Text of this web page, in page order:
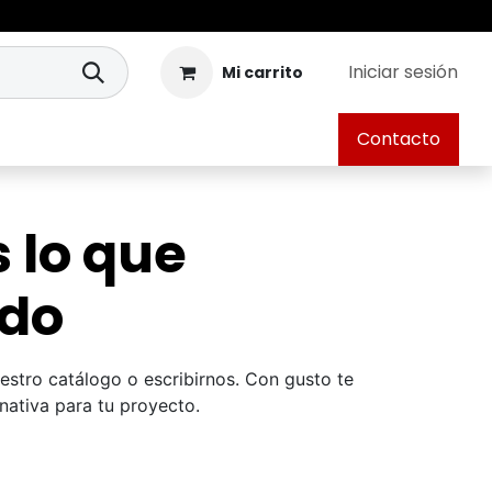
Mi carrito Iniciar sesión
Contacto
lo que
catálogo o escribirnos. Con gusto te
para tu proyecto.